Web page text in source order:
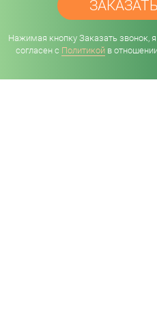
Нажимая кнопку Заказать звонок,
согласен с Политикойв